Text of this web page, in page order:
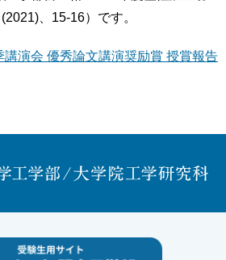
、15-16）です。
演会 優秀論文講演奨励賞 授賞報告